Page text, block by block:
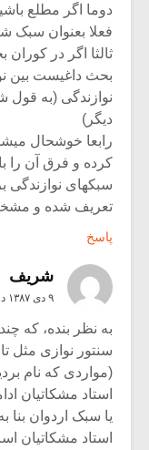
دوما اگر مطلع
فعلا بعنوان سبک
ثالثا اگر در
بحث داغیست بین
نوازندگی (به
دیگر)
رابعا خوشحال
کرده و فرق آن را با
سبکهای نوازندگی
تعریف شده و
پاسخ
شریف
۹ دی ۱۳۸۷ در ۹:۲۵ ق٫ظ
به نظر بنده، که
سنتور نوازی مثل
(مواردی که نام
استاد مشکاتیان
یا سبک اردوان بنا
استاد